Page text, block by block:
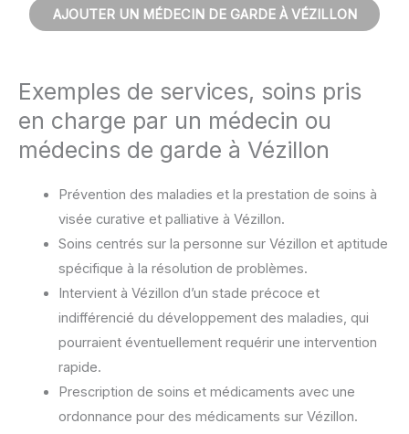
AJOUTER UN MÉDECIN DE GARDE À VÉZILLON
Exemples de services, soins pris
en charge par un médecin ou
médecins de garde à Vézillon
Prévention des maladies et la prestation de soins à
visée curative et palliative à Vézillon.
Soins centrés sur la personne sur Vézillon et aptitude
spécifique à la résolution de problèmes.
Intervient à Vézillon d’un stade précoce et
indifférencié du développement des maladies, qui
pourraient éventuellement requérir une intervention
rapide.
Prescription de soins et médicaments avec une
ordonnance pour des médicaments sur Vézillon.